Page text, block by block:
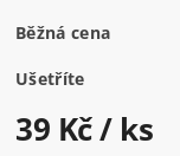
Běžná cena
Ušetříte
39 Kč/ ks